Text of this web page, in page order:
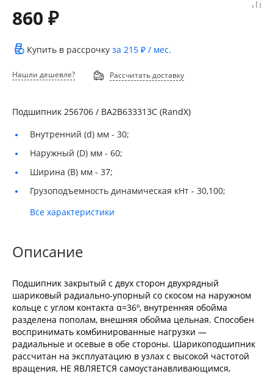
860 ₽
Купить в рассрочку за 215 ₽ / мес.
Нашли дешевле? Рассчитать доставку
Подшипник 256706 / BA2B633313C (RandX)
Внутренний (d) мм - 30;
Наружный (D) мм - 60;
Ширина (B) мм - 37;
Грузоподъемность динамическая кНт - 30,100;
Все характеристики
Описание
Подшипник закрытый с двух сторон двухрядный
шариковый радиально-упорный со скосом на наружном
кольце с углом контакта α=36º, внутренняя обойма
разделена пополам, внешняя обойма цельная. Способен
воспринимать комбинированные нагрузки —
радиальные и осевые в обе стороны. Шарикоподшипник
рассчитан на эксплуатацию в узлах с высокой частотой
вращения, НЕ ЯВЛЯЕТСЯ самоустанавливающимся,